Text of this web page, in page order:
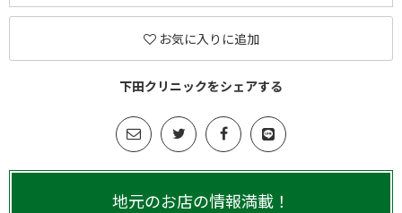
お気に入りに追加
下田クリニックをシェアする
地元のお店の情報満載！